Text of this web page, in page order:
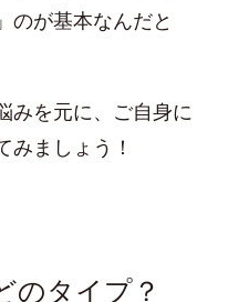
のが基本なんだと
みを元に、ご自身に
みましょう！
のタイプ？